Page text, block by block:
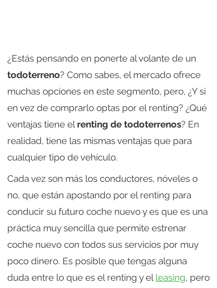
¿Estás pensando en ponerte al volante de un
todoterreno? Como sabes, el mercado ofrece
muchas opciones en este segmento, pero, ¿Y si
en vez de comprarlo optas por el renting? ¿Qué
ventajas tiene el renting de todoterrenos? En
realidad, tiene las mismas ventajas que para
cualquier tipo de vehículo.
Cada vez son más los conductores, nóveles o
no, que están apostando por el renting para
conducir su futuro coche nuevo y es que es una
práctica muy sencilla que permite estrenar
coche nuevo con todos sus servicios por muy
poco dinero. Es posible que tengas alguna
duda entre lo que es el renting y el leasing, pero